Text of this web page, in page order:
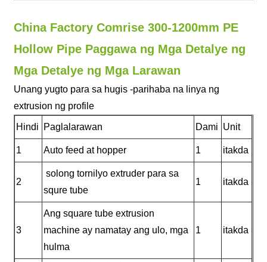
China Factory Comrise 300-1200mm PE
Hollow Pipe Paggawa ng Mga Detalye ng
Mga Detalye ng Mga Larawan
Unang yugto para sa hugis -parihaba na linya ng
extrusion ng profile
Hindi Paglalarawan Dami Unit
1 Auto feed at hopper 1 itakda
2
solong tornilyo extruder para sa
squre tube
1 itakda
3
Ang square tube extrusion
machine ay namatay ang ulo, mga
hulma
1 itakda